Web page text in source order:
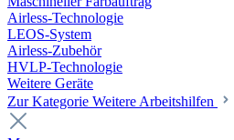
Airless-Technologie
LEOS-System
Airless-Zubehör
HVLP-Technologie
Weitere Geräte
Zur Kategorie Weitere Arbeitshilfen